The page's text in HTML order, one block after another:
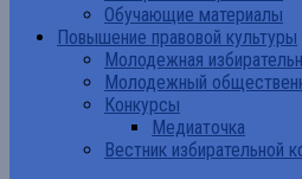
Обучающие материалы
Повышение правовой культуры
Молодежная
Молодежный
Конкурсы
Медиаточка
Вестник избирательной